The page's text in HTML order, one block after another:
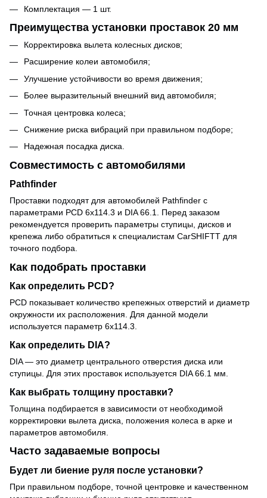
Комплектация — 1 шт.
Преимущества установки проставок 20 мм
Корректировка вылета колесных дисков;
Расширение колеи автомобиля;
Улучшение устойчивости во время движения;
Более выразительный внешний вид автомобиля;
Точная центровка колеса;
Снижение риска вибраций при правильном подборе;
Надежная посадка диска.
Совместимость с автомобилями
Pathfinder
Проставки подходят для автомобилей Pathfinder с
параметрами PCD 6x114.3 и DIA 66.1. Перед заказом
рекомендуется проверить параметры ступицы, дисков и
крепежа либо обратиться к специалистам CarSHIFTT для
точного подбора.
Как подобрать проставки
Как определить PCD?
PCD показывает количество крепежных отверстий и диаметр
окружности их расположения. Для данной модели
используется параметр 6x114.3.
Как определить DIA?
DIA — это диаметр центрального отверстия диска или
ступицы. Для этих проставок используется DIA 66.1 мм.
Как выбрать толщину проставки?
Толщина подбирается в зависимости от необходимой
корректировки вылета диска, положения колеса в арке и
параметров автомобиля.
Часто задаваемые вопросы
Будет ли биение руля после установки?
При правильном подборе, точной центровке и качественном